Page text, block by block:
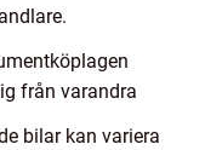
från varandra
bilar kan variera